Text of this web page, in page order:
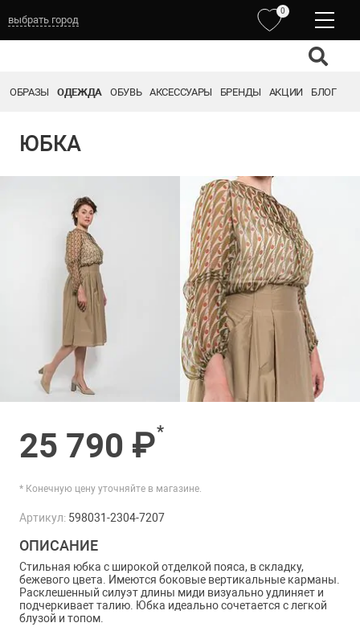
выбрать город
0
ОБРАЗЫ ОДЕЖДА ОБУВЬ АКСЕССУАРЫ БРЕНДЫ АКЦИИ БЛОГ
ЮБКА
25 790 ₽*
* Конечную цену уточняйте в магазине.
Артикул: 598031-2304-7207
ОПИСАНИЕ
Стильная юбка с широкой отделкой пояса, в складку,
бежевого цвета. Имеются боковые вертикальные карманы.
Расклешенный силуэт длины миди визуально удлиняет и
подчеркивает талию. Юбка идеально сочетается с легкой
блузой и топом.